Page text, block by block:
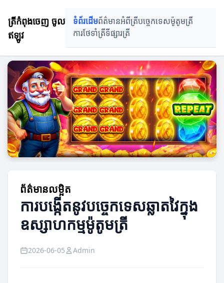
ត្រីកំពុងចេញ ចូល
ឥឡូវ
ទំព័រដើមព័ត៌មានអំពីត្រីបច្ចេកទេសម៉ូតូមត្រី
ការថែទាំត្រីទីផ្សារត្រី
ព័ត៌មានលម្អិត
ការបង្កើតនូវបច្ចេកទេសឆ្លាតវៃក្នុង
ឧស្សាហកម្មម៉ូតូមត្រី
2026-06-05 Admin